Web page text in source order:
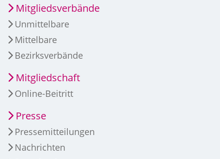
Mitgliedsverbände
Unmittelbare
Mittelbare
Bezirksverbände
Mitgliedschaft
Online-Beitritt
Presse
Pressemitteilungen
Nachrichten